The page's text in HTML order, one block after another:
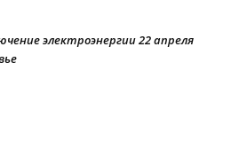
электроэнергии 22 апреля